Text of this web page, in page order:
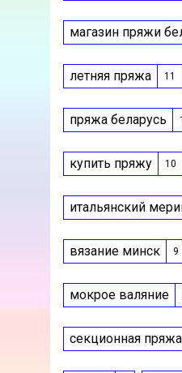
магазин пряжи
летняя пряжа 11
пряжа беларусь
купить пряжу 10
итальянский
вязание минск 9
мокрое валяние
секционная пряжа